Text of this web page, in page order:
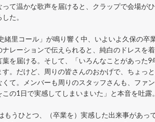
って温かな歌声を届けると、クラップで会場が
た。
緒里コール」が鳴り響く中、いよいよ久保の
ナレーションで伝えられると、純白のドレスを
葉を届ける。そして、「いろんなことがあった
す。だけど、周りの皆さんのおかげで、ちょっ
くて。メンバーも周りのスタッフさんも、ファ
の1日で実感してしまいまいた」と本音を吐露。
もうひとつ、（卒業を）実感した出来事があ